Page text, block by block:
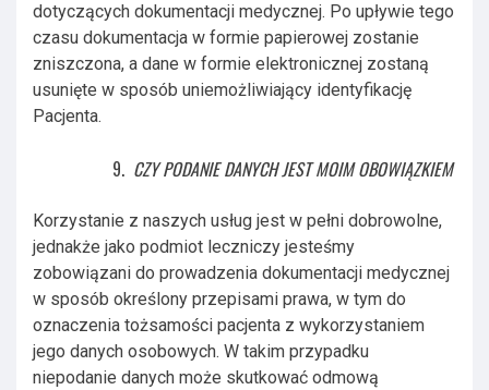
dotyczących dokumentacji medycznej. Po upływie tego
czasu dokumentacja w formie papierowej zostanie
zniszczona, a dane w formie elektronicznej zostaną
usunięte w sposób uniemożliwiający identyfikację
Pacjenta.
CZY PODANIE DANYCH JEST MOIM OBOWIĄZKIEM
Korzystanie z naszych usług jest w pełni dobrowolne,
jednakże jako podmiot leczniczy jesteśmy
zobowiązani do prowadzenia dokumentacji medycznej
w sposób określony przepisami prawa, w tym do
oznaczenia tożsamości pacjenta z wykorzystaniem
jego danych osobowych. W takim przypadku
niepodanie danych może skutkować odmową